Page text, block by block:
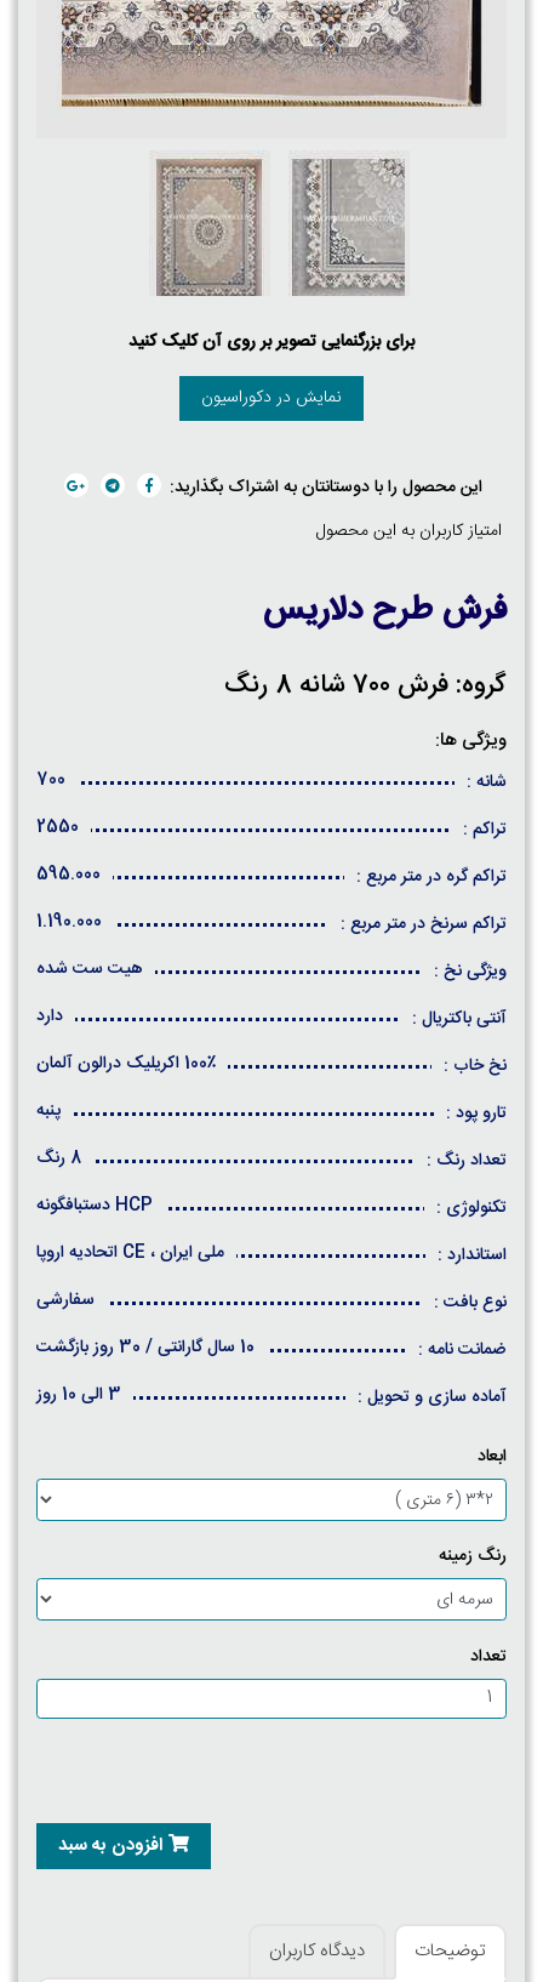
برای بزرگنمایی تصویر بر روی آن کلیک کنید
نمایش در دکوراسیون
این محصول را با دوستانتان به اشتراک بگذارید:
امتیاز کاربران به این محصول
فرش طرح دلاریس
گروه: فرش 700 شانه 8 رنگ
ویژگی ها:
شانه :
700
تراکم :
2550
تراکم گره در متر مربع :
595.000
تراکم سرنخ در متر مربع :
1.190.000
ویژگی نخ :
هیت ست شده
آنتی باکتریال :
دارد
نخ خاب :
100٪ اکریلیک درالون آلمان
تارو پود :
پنبه
تعداد رنگ :
8 رنگ
تکنولوژی :
HCP دستبافگونه
استاندارد :
ملی ایران ، CE اتحادیه اروپا
نوع بافت :
سفارشی
ضمانت نامه :
10 سال گارانتی / 30 روز بازگشت
آماده سازی و تحویل :
3 الی 10 روز
ابعاد
رنگ زمینه
تعداد
افزودن به سبد
توضیحات دیدگاه کاربران